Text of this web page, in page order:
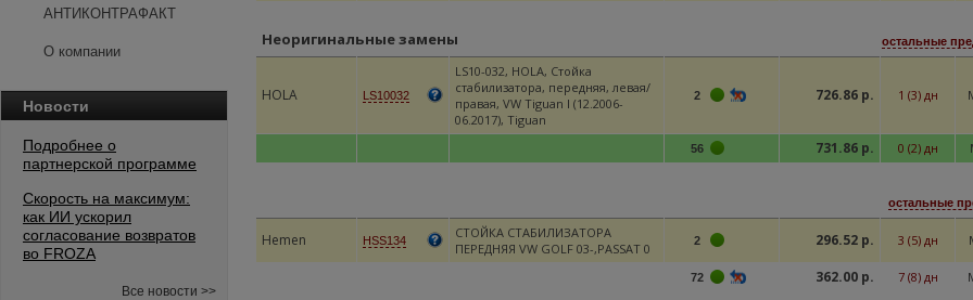
АНТИКОНТРАФАКТ
О компании
Новости
Подробнее о
партнерской программе
Скорость на максимум:
как ИИ ускорил
согласование возвратов
во FROZA
Все новости >>
Неоригинальные замены остальные
HOLA LS10032
LS10-032, HOLA, Стойка
стабилизатора, передняя, левая/
правая, VW Tiguan I (12.2006-
06.2017), Tiguan
2 726.86 р. 1 (3) дн
56 731.86 р. 0 (2) дн
остальные
Hemen HSS134
СТОЙКА СТАБИЛИЗАТОРА
ПЕРЕДНЯЯ VW GOLF 03-,PASSAT 0
2 296.52 р. 3 (5) дн
72 362.00 р. 7 (8) дн